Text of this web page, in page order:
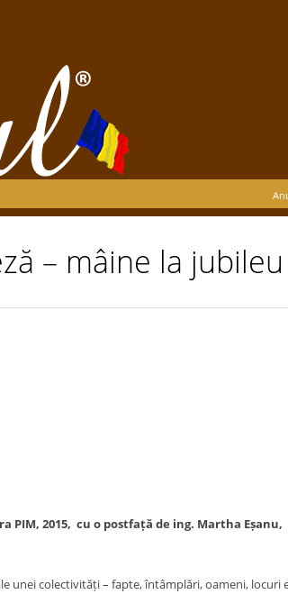
– mâine la
2015, cu o postfață de ing. Martha Eșanu,
unei colectivități – fapte, întâmplări, oameni, locuri